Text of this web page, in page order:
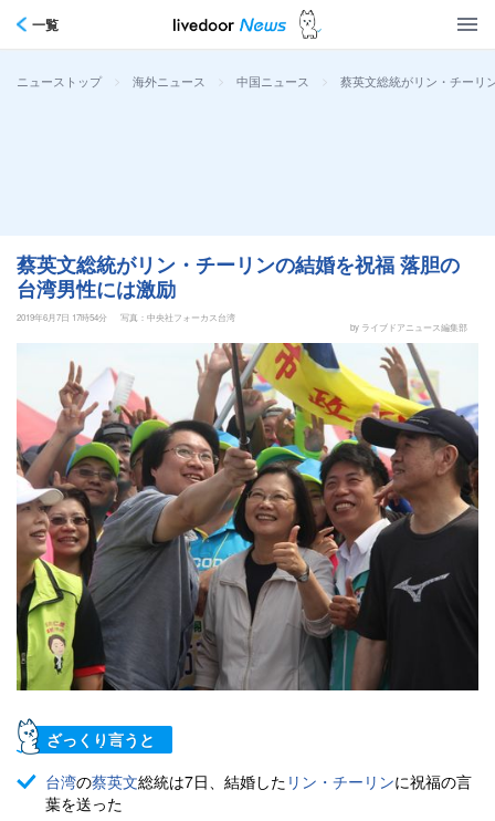
一覧
ニューストップ > 海外ニュース > 中国ニュース > 蔡英文総統がリン・チーリ
蔡英文総統がリン・チーリンの結婚を祝福 落胆の
台湾男性には激励
2019年6月7日 17時54分
写真：中央社フォーカス台湾
by ライブドアニュース編集部
ざっくり言うと
台湾の蔡英文総統は7日、結婚した リン・チーリンに祝福の言
葉を送った